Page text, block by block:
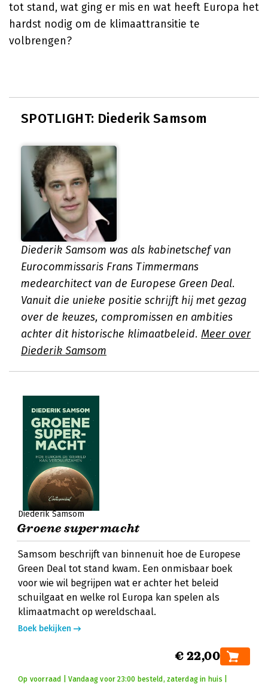
tot stand, wat ging er mis en wat heeft Europa het
hardst nodig om de klimaattransitie te
volbrengen?
SPOTLIGHT: Diederik Samsom
Diederik Samsom was als kabinetschef van
Eurocommissaris Frans Timmermans
medearchitect van de Europese Green Deal.
Vanuit die unieke positie schrijft hij met gezag
over de keuzes, compromissen en ambities
achter dit historische klimaatbeleid. Meer over
Diederik Samsom
Diederik Samsom
Groene supermacht
Samsom beschrijft van binnenuit hoe de Europese
Green Deal tot stand kwam. Een onmisbaar boek
voor wie wil begrijpen wat er achter het beleid
schuilgaat en welke rol Europa kan spelen als
klimaatmacht op wereldschaal.
Boek bekijken
€ 22,00
Op voorraad | Vandaag voor 23:00 besteld, zaterdag in huis |